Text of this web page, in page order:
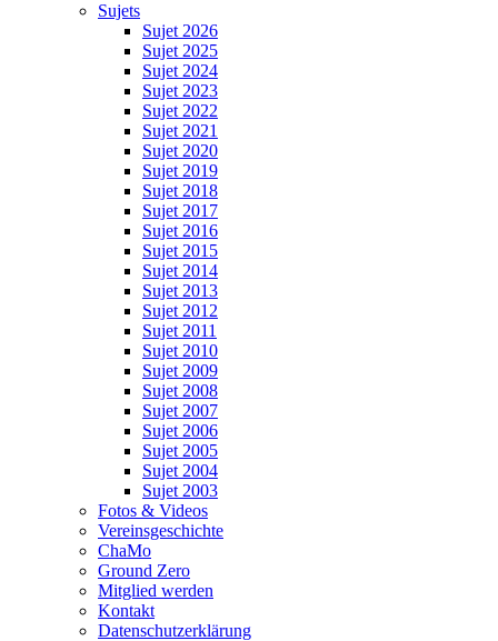
Sujets
Sujet 2026
Sujet 2025
Sujet 2024
Sujet 2023
Sujet 2022
Sujet 2021
Sujet 2020
Sujet 2019
Sujet 2018
Sujet 2017
Sujet 2016
Sujet 2015
Sujet 2014
Sujet 2013
Sujet 2012
Sujet 2011
Sujet 2010
Sujet 2009
Sujet 2008
Sujet 2007
Sujet 2006
Sujet 2005
Sujet 2004
Sujet 2003
Fotos & Videos
Vereinsgeschichte
ChaMo
Ground Zero
Mitglied werden
Kontakt
Datenschutzerklärung